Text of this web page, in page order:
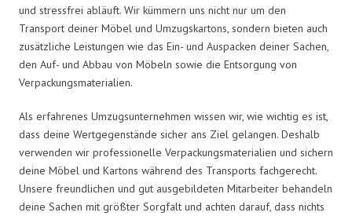
und stressfrei abläuft. Wir kümmern uns nicht nur um den
Transport deiner Möbel und Umzugskartons, sondern bieten auch
zusätzliche Leistungen wie das Ein- und Auspacken deiner Sachen,
den Auf- und Abbau von Möbeln sowie die Entsorgung von
Verpackungsmaterialien.
Als erfahrenes Umzugsunternehmen wissen wir, wie wichtig es ist,
dass deine Wertgegenstände sicher ans Ziel gelangen. Deshalb
verwenden wir professionelle Verpackungsmaterialien und sichern
deine Möbel und Kartons während des Transports fachgerecht.
Unsere freundlichen und gut ausgebildeten Mitarbeiter behandeln
deine Sachen mit größter Sorgfalt und achten darauf, dass nichts